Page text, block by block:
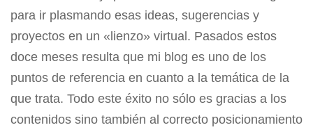
para ir plasmando esas ideas, sugerencias y
proyectos en un «lienzo» virtual. Pasados estos
doce meses resulta que mi blog es uno de los
puntos de referencia en cuanto a la temática de la
que trata. Todo este éxito no sólo es gracias a los
contenidos sino también al correcto posicionamiento